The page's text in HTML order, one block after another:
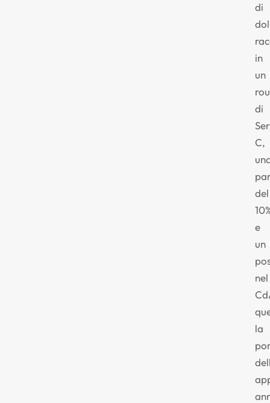
di
in
un
di
C,
del
e
un
nel
la